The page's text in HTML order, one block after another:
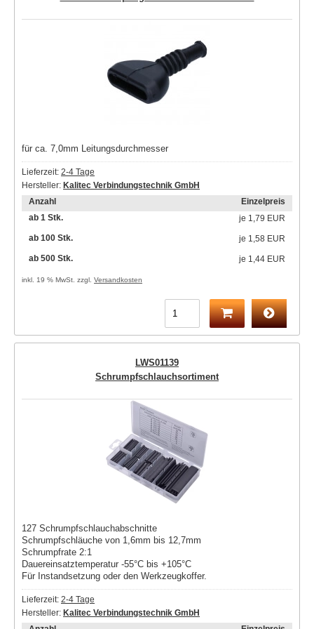
für ca. 7,0mm Leitungsdurchmesser
Lieferzeit: 2-4 Tage
Hersteller: Kalitec Verbindungstechnik GmbH
Anzahl
Einzelpreis
ab 1 Stk.
je 1,79 EUR
ab 100 Stk.
je 1,58 EUR
ab 500 Stk.
je 1,44 EUR
inkl. 19 % MwSt. zzgl. Versandkosten
LWS01139
Schrumpfschlauchsortiment
127 Schrumpfschlauchabschnitte
Schrumpfschläuche von 1,6mm bis 12,7mm
Schrumpfrate 2:1
Dauereinsatztemperatur -55°C bis +105°C
Für Instandsetzung oder den Werkzeugkoffer.
Lieferzeit: 2-4 Tage
Hersteller: Kalitec Verbindungstechnik GmbH